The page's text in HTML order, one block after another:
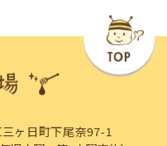
ヶ日町下尾奈97-1